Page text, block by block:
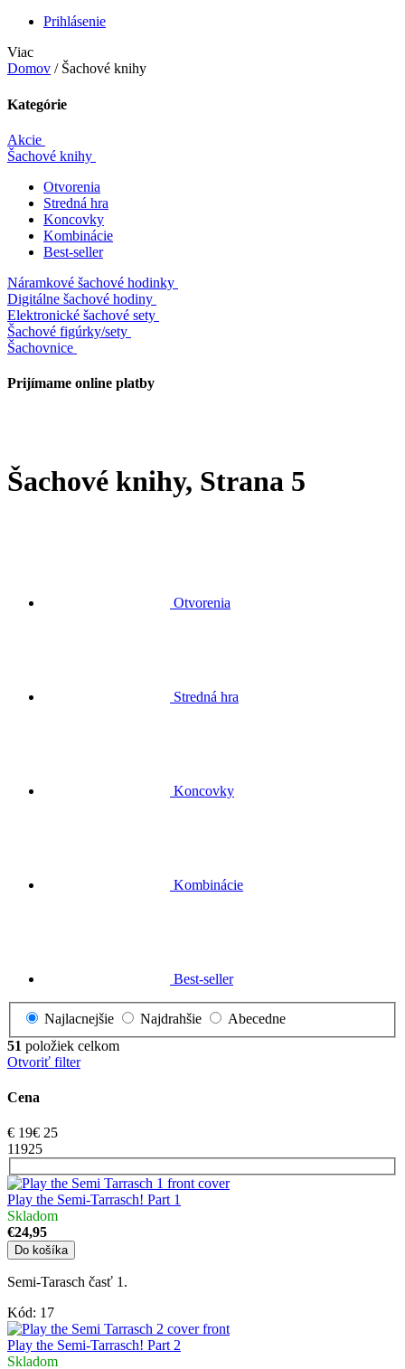
Prihlásenie
Viac
Domov / Šachové knihy
Kategórie
Akcie
Šachové knihy
Otvorenia
Stredná hra
Koncovky
Kombinácie
Best-seller
Náramkové šachové hodinky
Digitálne šachové hodiny
Elektronické šachové sety
Šachové figúrky/sety
Šachovnice
Prijímame online platby
Šachové knihy, Strana 5
Otvorenia
Stredná hra
Koncovky
Kombinácie
Best-seller
Najlacnejšie Najdrahšie
Abecedne
51 položiek celkom
Otvoriť filter
Cena
€ 19€ 25
11925
Play the Semi-Tarrasch! Part 1
Skladom
€24,95
Do košíka
Semi-Tarasch časť 1.
Kód: 17
Play the Semi-Tarrasch! Part 2
Skladom